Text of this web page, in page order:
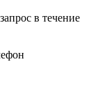
в течение